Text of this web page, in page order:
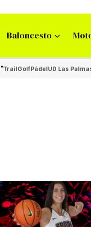
Baloncesto
TrailGolfPádelUD Las